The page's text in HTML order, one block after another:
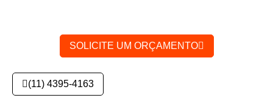
SOLICITE UM ORÇAMENTO
(11) 4395-4163